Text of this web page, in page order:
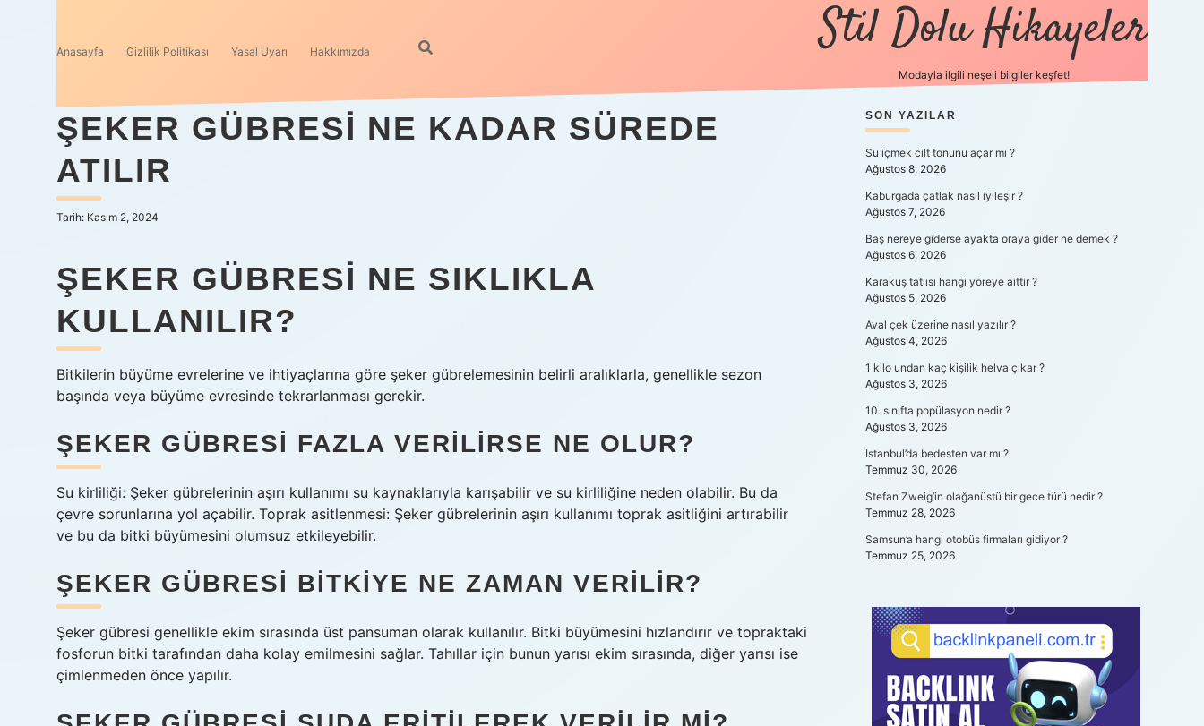
Anasayfa Gizlilik Politikası Yasal Uyarı Hakkımızda Stil Dolu Hikayeler
Modayla ilgili neşeli bilgiler keşfet!
ŞEKER GÜBRESI NE KADAR SÜREDE
ATILIR
Tarih: Kasım 2, 2024
ŞEKER GÜBRESI NE SIKLIKLA
KULLANILIR?
Bitkilerin büyüme evrelerine ve ihtiyaçlarına göre şeker gübrelemesinin belirli aralıklarla, genellikle sezon
başında veya büyüme evresinde tekrarlanması gerekir.
ŞEKER GÜBRESI FAZLA VERILIRSE NE OLUR?
Su kirliliği: Şeker gübrelerinin aşırı kullanımı su kaynaklarıyla karışabilir ve su kirliliğine neden olabilir. Bu da
çevre sorunlarına yol açabilir. Toprak asitlenmesi: Şeker gübrelerinin aşırı kullanımı toprak asitliğini artırabilir
ve bu da bitki büyümesini olumsuz etkileyebilir.
ŞEKER GÜBRESI BITKIYE NE ZAMAN VERILIR?
Şeker gübresi genellikle ekim sırasında üst pansuman olarak kullanılır. Bitki büyümesini hızlandırır ve topraktaki
fosforun bitki tarafından daha kolay emilmesini sağlar. Tahıllar için bunun yarısı ekim sırasında, diğer yarısı ise
çimlenmeden önce yapılır.
SIDEBAR
SON YAZILAR
Su içmek cilt tonunu açar mı ?
Ağustos 8, 2026
Kaburgada çatlak nasıl iyileşir ?
Ağustos 7, 2026
Baş nereye giderse ayakta oraya gider ne demek ?
Ağustos 6, 2026
Karakuş tatlısı hangi yöreye aittir ?
Ağustos 5, 2026
Aval çek üzerine nasıl yazılır ?
Ağustos 4, 2026
1 kilo undan kaç kişilik helva çıkar ?
Ağustos 3, 2026
10. sınıfta popülasyon nedir ?
Ağustos 3, 2026
İstanbul’da bedesten var mı ?
Temmuz 30, 2026
Stefan Zweig’in olağanüstü bir gece türü nedir ?
Temmuz 28, 2026
Samsun’a hangi otobüs firmaları gidiyor ?
Temmuz 25, 2026